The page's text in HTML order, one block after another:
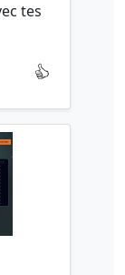
tes